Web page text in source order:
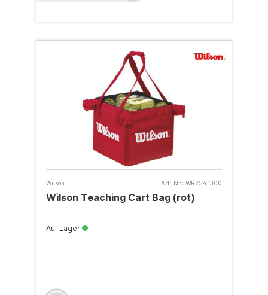
Wilson Art. Nr.: WRZ541300
Wilson Teaching Cart Bag (rot)
Auf Lager